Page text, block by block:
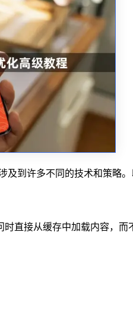
及到许多不同的技术和策略
直接从缓存中加载内容，而